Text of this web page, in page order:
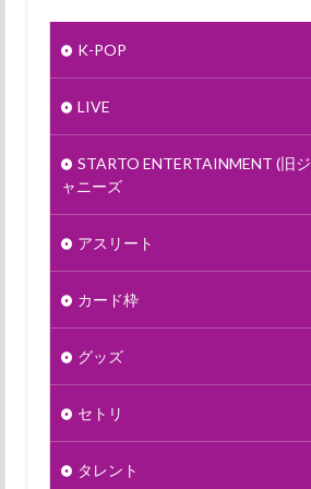
K-POP
LIVE
STARTO ENTERTAINMENT (旧ジ
ャニーズ
アスリート
カード枠
グッズ
セトリ
タレント